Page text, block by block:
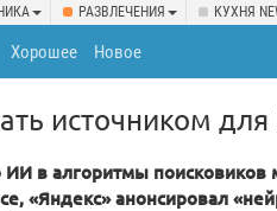
РАЗВЛЕЧЕНИЯ КУХНЯ
Хорошее Новое
источником
в алгоритмы
«Яндекс» анонсировал